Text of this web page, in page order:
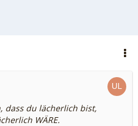
dass du lächerlich bist,
WÄRE.